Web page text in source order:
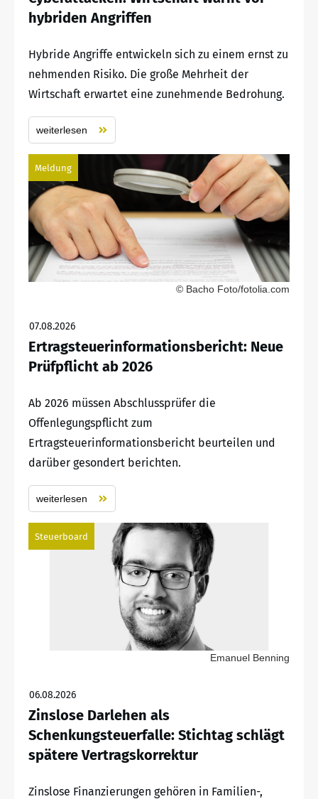
hybriden Angriffen
Hybride Angriffe entwickeln sich zu einem ernst zu
nehmenden Risiko. Die große Mehrheit der
Wirtschaft erwartet eine zunehmende Bedrohung.
weiterlesen
Meldung
© Bacho Foto/fotolia.com
07.08.2026
Ertragsteuerinformationsbericht: Neue
Prüfpflicht ab 2026
Ab 2026 müssen Abschlussprüfer die
Offenlegungspflicht zum
Ertragsteuerinformationsbericht beurteilen und
darüber gesondert berichten.
weiterlesen
Steuerboard
Emanuel Benning
06.08.2026
Zinslose Darlehen als
Schenkungsteuerfalle: Stichtag schlägt
spätere Vertragskorrektur
Zinslose Finanzierungen gehören in Familien-,